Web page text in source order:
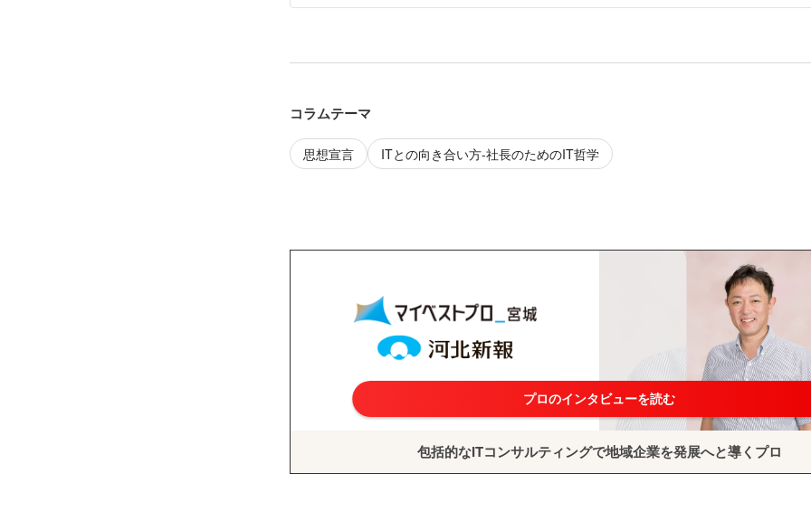
コラムテーマ
思想宣言 ITとの向き合い方-社長のためのIT哲学
プロのインタビューを読む
包括的なITコンサルティングで地域企業を発展へと導くプロ